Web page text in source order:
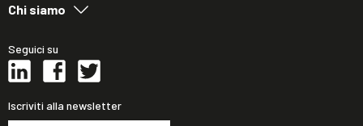
Chi siamo
Seguici su
Iscriviti alla newsletter